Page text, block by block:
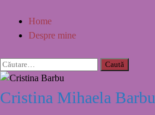
Home
Despre mine
Cristina Mihaela Barbu